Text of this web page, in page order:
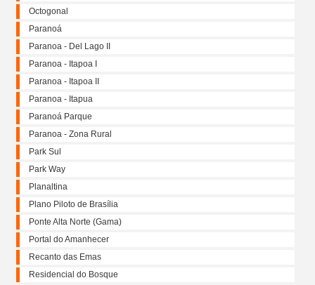
Octogonal
Paranoá
Paranoa - Del Lago II
Paranoa - Itapoa I
Paranoa - Itapoa II
Paranoa - Itapua
Paranoá Parque
Paranoa - Zona Rural
Park Sul
Park Way
Planaltina
Plano Piloto de Brasília
Ponte Alta Norte (Gama)
Portal do Amanhecer
Recanto das Emas
Residencial do Bosque